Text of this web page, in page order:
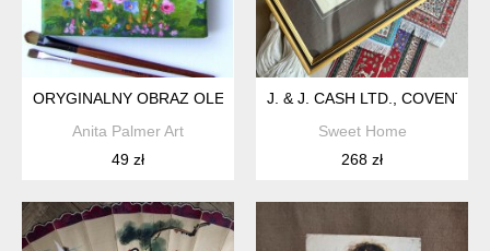
ORYGINALNY OBRAZ OLEJNY NA PŁÓTNIE
Anita Palmer Art
49 zł
Sweet Home
268 zł